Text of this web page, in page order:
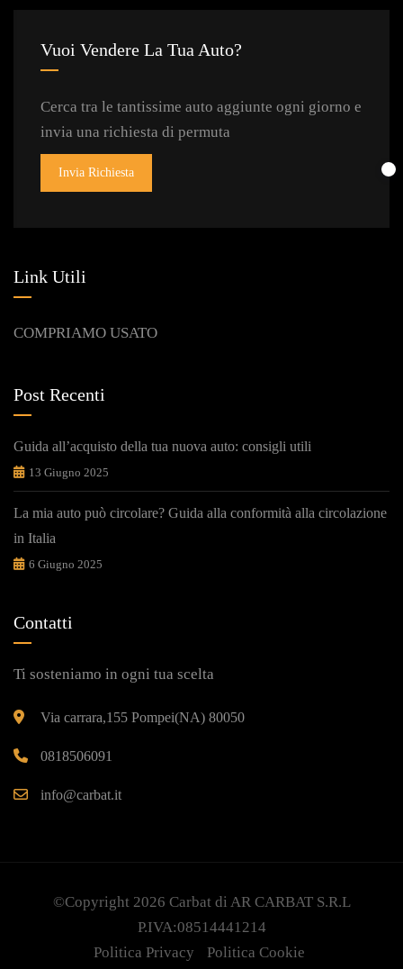
Vuoi Vendere La Tua Auto?
Cerca tra le tantissime auto aggiunte ogni giorno e
invia una richiesta di permuta
Invia Richiesta
Link Utili
COMPRIAMO USATO
Post Recenti
Guida all’acquisto della tua nuova auto: consigli utili
13 Giugno 2025
La mia auto può circolare? Guida alla conformità alla circolazione
in Italia
6 Giugno 2025
Contatti
Ti sosteniamo in ogni tua scelta
Via carrara,155 Pompei(NA) 80050
0818506091
info@carbat.it
©Copyright 2026 Carbatdi AR CARBAT S.R.L
P.IVA:08514441214
Politica Privacy
Politica Cookie